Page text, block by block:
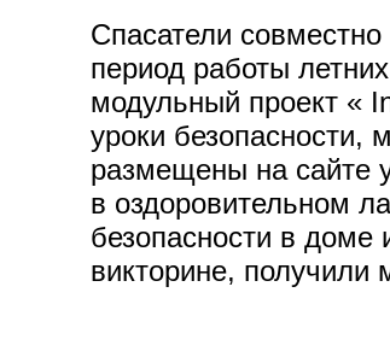
Спасатели
период работы
модульный проект «
уроки
размещены на сайте
в оздоровительном
безопасности в доме
викторине, получили